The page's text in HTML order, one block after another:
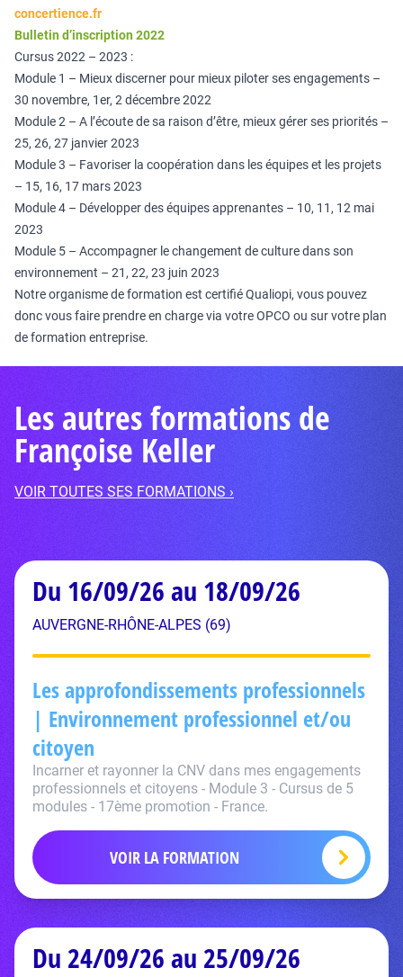
concertience.fr
Bulletin d’inscription 2022
Cursus 2022 – 2023 :
Module 1 – Mieux discerner pour mieux piloter ses engagements –
30 novembre, 1er, 2 décembre 2022
Module 2 – A l’écoute de sa raison d’être, mieux gérer ses priorités –
25, 26, 27 janvier 2023
Module 3 – Favoriser la coopération dans les équipes et les projets
– 15, 16, 17 mars 2023
Module 4 – Développer des équipes apprenantes – 10, 11, 12 mai
2023
Module 5 – Accompagner le changement de culture dans son
environnement – 21, 22, 23 juin 2023
Notre organisme de formation est certifié Qualiopi, vous pouvez
donc vous faire prendre en charge via votre OPCO ou sur votre plan
de formation entreprise.
Les autres formations de
Françoise Keller
VOIR TOUTES SES FORMATIONS ›
Du 16/09/26 au 18/09/26
AUVERGNE-RHÔNE-ALPES (69)
Les approfondissements professionnels
| Environnement professionnel et/ou
citoyen
Incarner et rayonner la CNV dans mes engagements
professionnels et citoyens - Module 3 - Cursus de 5
modules - 17ème promotion - France.
VOIR LA FORMATION
Du 24/09/26 au 25/09/26